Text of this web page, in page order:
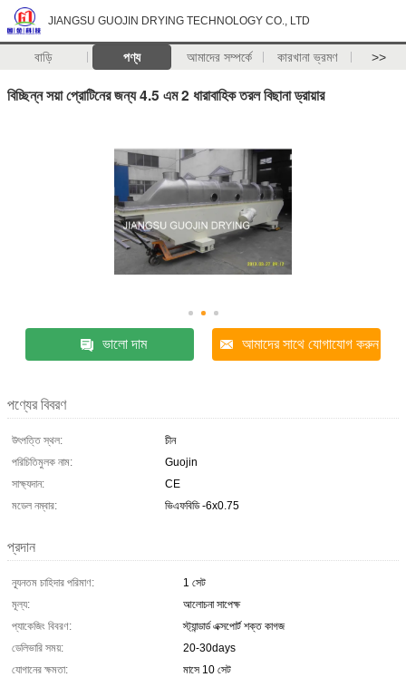
JIANGSU GUOJIN DRYING TECHNOLOGY CO., LTD
বাড়ি পণ্য আমাদের সম্পর্কে কারখানা ভ্রমণ >>
বিচ্ছিন্ন সয়া প্রোটিনের জন্য 4.5 এম 2 ধারাবাহিক তরল বিছানা ড্রায়ার
ভালো দাম আমাদের সাথে যোগাযোগ করুন
পণ্যের বিবরণ
উৎপত্তি স্থল:
চীন
পরিচিতিমুলক নাম:
Guojin
সাক্ষ্যদান:
CE
মডেল নম্বার:
ভিএফবিডি -6x0.75
প্রদান
ন্যূনতম চাহিদার পরিমাণ:
1 সেট
মূল্য:
আলোচনা সাপেক্ষ
প্যাকেজিং বিবরণ:
স্ট্যান্ডার্ড এক্সপোর্ট শক্ত কাগজ
ডেলিভারি সময়:
20-30days
যোগানের ক্ষমতা:
মাসে 10 সেট